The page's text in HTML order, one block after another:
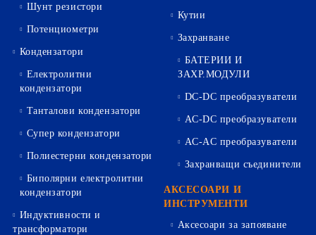
Шунт резистори
Потенциометри
Кондензатори
Електролитни
кондензатори
Танталови кондензатори
Супер кондензатори
Полиестерни кондензатори
Биполярни електролитни
кондензатори
Индуктивности и
трансформатори
Кутии
Захранване
БАТЕРИИ И
ЗАХР.МОДУЛИ
DC-DC преобразуватели
AC-DC преобразуватели
AC-AC преобразуватели
Захранващи съединители
АКСЕСОАРИ И
ИНСТРУМЕНТИ
Аксесоари за запояване